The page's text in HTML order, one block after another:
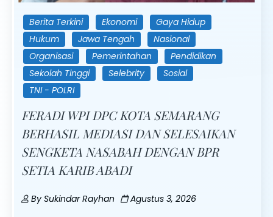
Berita Terkini Ekonomi
Gaya Hidup
Hukum
Jawa Tengah
Nasional
Organisasi
Pemerintahan
Pendidikan
Sekolah Tinggi
Selebrity
Sosial
TNI - POLRI
FERADI WPI DPC KOTA SEMARANG
BERHASIL MEDIASI DAN SELESAIKAN
SENGKETA NASABAH DENGAN BPR
SETIA KARIB ABADI
BySukindar Rayhan Agustus 3, 2026